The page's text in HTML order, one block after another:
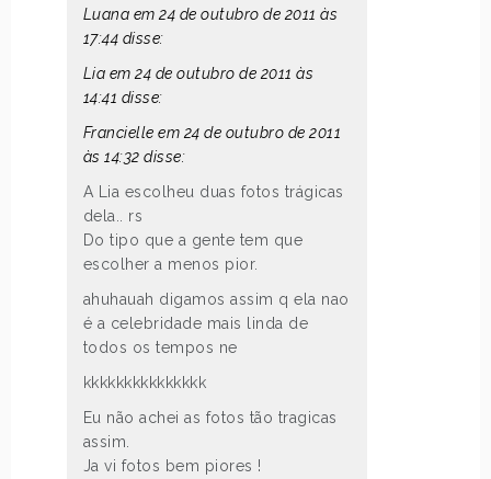
Luana em 24 de outubro de 2011 às
17:44 disse:
Lia em 24 de outubro de 2011 às
14:41 disse:
Francielle em 24 de outubro de 2011
às 14:32 disse:
A Lia escolheu duas fotos trágicas
dela.. rs
Do tipo que a gente tem que
escolher a menos pior.
ahuhauah digamos assim q ela nao
é a celebridade mais linda de
todos os tempos ne
kkkkkkkkkkkkkkk
Eu não achei as fotos tão tragicas
assim.
Ja vi fotos bem piores !